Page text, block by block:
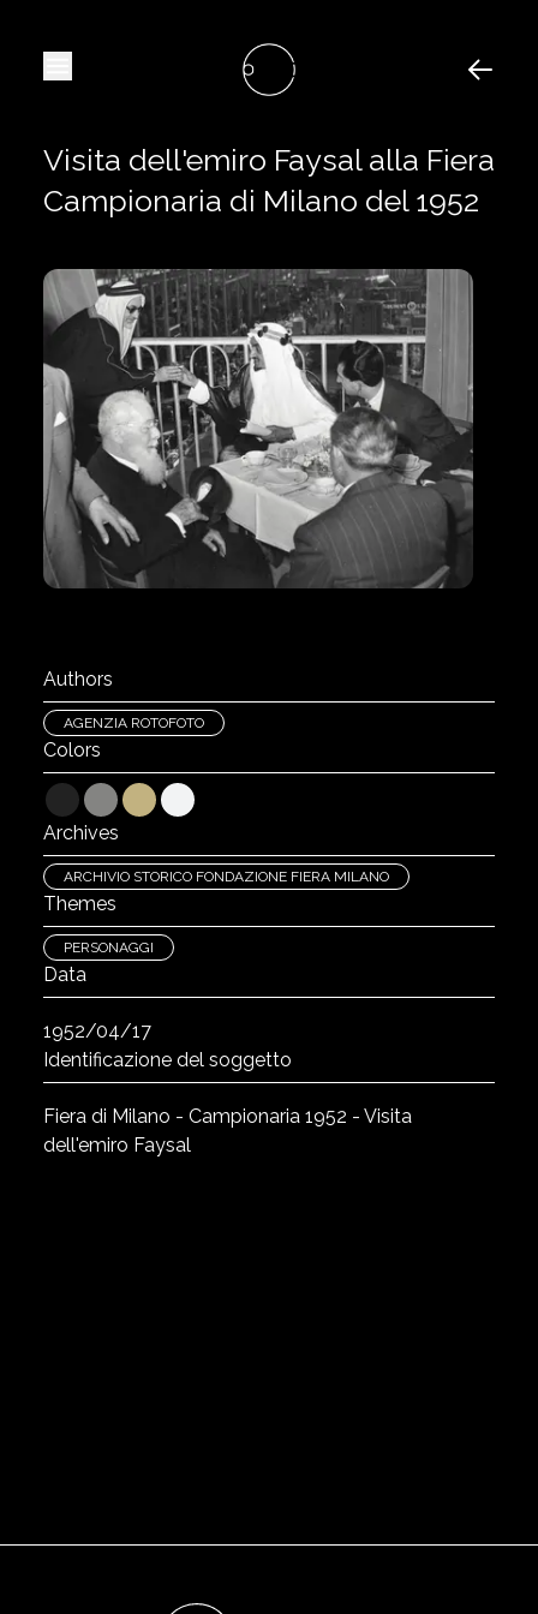
Prospettiva Archivi
Visita dell'emiro Faysal alla Fiera
Campionaria di Milano del 1952
Authors
AGENZIA ROTOFOTO
Colors
222222848482C2B280
F2F3F4
Archives
ARCHIVIO STORICO FONDAZIONE FIERA MILANO
Themes
PERSONAGGI
Data
1952/04/17
Identificazione del soggetto
Fiera di Milano - Campionaria 1952 - Visita
dell'emiro Faysal